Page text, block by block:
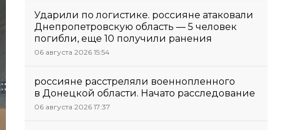
Ударили по логистике. россияне атаковали
Днепропетровскую область — 5 человек
погибли, еще 10 получили ранения
06 августа 2026 15:54
россияне расстреляли военнопленного
в Донецкой области. Начато расследование
06 августа 2026 17:37